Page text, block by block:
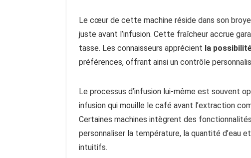
Le cœur de cette machine réside dans son
juste avant l’infusion. Cette fraîcheur accrue
tasse. Les connaisseurs apprécient la
préférences, offrant ainsi un contrôle
Le processus d’infusion lui-même est souvent
infusion qui mouille le café avant l’extraction
Certaines machines intègrent des
personnaliser la température, la quantité d’eau
intuitifs.